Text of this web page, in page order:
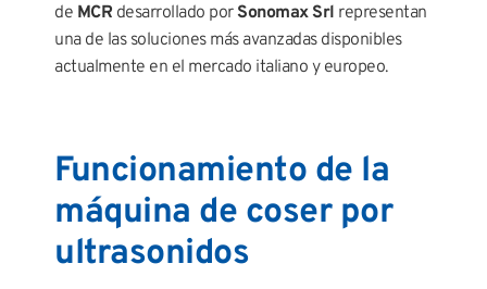
de MCR desarrollado porSonomax Srl representan
una de las soluciones más avanzadas disponibles
actualmente en el mercado italiano y europeo.
Funcionamiento de la
máquina de coser por
ultrasonidos